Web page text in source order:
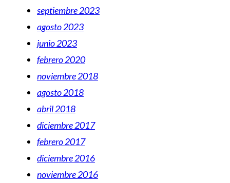
septiembre 2023
agosto 2023
junio 2023
febrero 2020
noviembre 2018
agosto 2018
abril 2018
diciembre 2017
febrero 2017
diciembre 2016
noviembre 2016